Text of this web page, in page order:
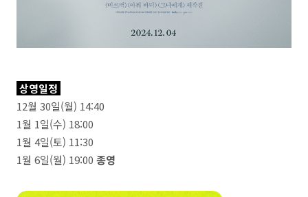
상영일정
12월 30일(월) 14:40
1월 1일(수) 18:00
1월 4일(토) 11:30
1월 6일(월) 19:00 종영